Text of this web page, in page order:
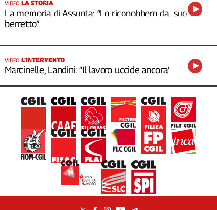
VIDEO LA STORIA
La memoria di Assunta: “Lo riconobbero dal suo
berretto”
VIDEO L’INTERVENTO
Marcinelle, Landini: “Il lavoro uccide ancora”